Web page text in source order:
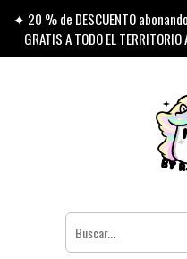
✦ 20 % de DESCUENTO
GRATIS A TODO EL